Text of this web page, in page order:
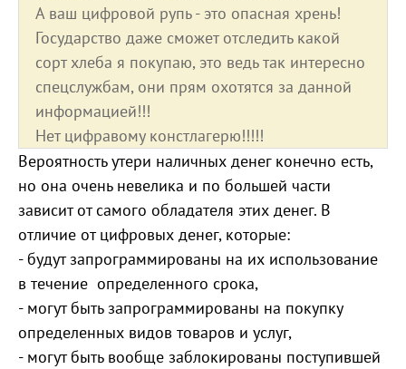
А ваш цифровой рупь - это опасная хрень!
Государство даже сможет отследить какой
сорт хлеба я покупаю, это ведь так интересно
спецслужбам, они прям охотятся за данной
информацией!!!
Нет цифравому констлагерю!!!!!
Вероятность утери наличных денег конечно есть,
но она очень невелика и по большей части
зависит от самого обладателя этих денег. В
отличие от цифровых денег, которые:
- будут запрограммированы на их использование
в течение определенного срока,
- могут быть запрограммированы на покупку
определенных видов товаров и услуг,
- могут быть вообще заблокированы поступившей